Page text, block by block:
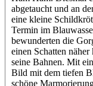
abgetaucht und an
eine kleine
Termin im
bewunderten die
einen Schatten
seine Bahnen. Mit
Bild mit dem tiefen
schöne